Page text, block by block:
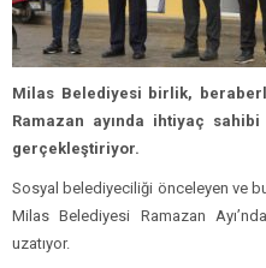
Milas Belediyesi birlik,
Ramazan ayında ihtiyaç
gerçekleştiriyor.
Sosyal belediyeciliği önceleyen ve
Milas Belediyesi Ramazan
uzatıyor.